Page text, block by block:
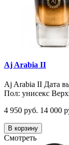
Aj Arabia II
Aj Arabia II Дата
Пол: унисекс
4 950 руб. 14 000
В корзину
Смотреть